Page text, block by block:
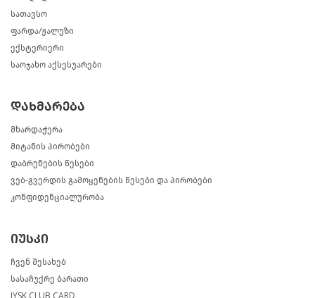
სათავსო
ფარდა/ჟალუზი
ექსტერიერი
საოჯახო აქსესუარები
დახმარება
მხარდაჭერა
მიტანის პირობები
დაბრუნების წესები
ვებ-გვერდის გამოყენების წესები და პირობები
კონფიდენციალურობა
იუსკი
ჩვენ შესახებ
სასაჩუქრე ბარათი